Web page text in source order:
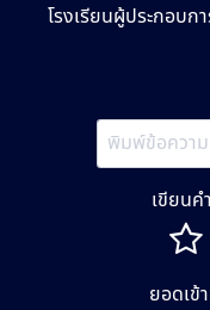
โรงเรียนผู้ประกอบก
เขียนค
ยอดเข้